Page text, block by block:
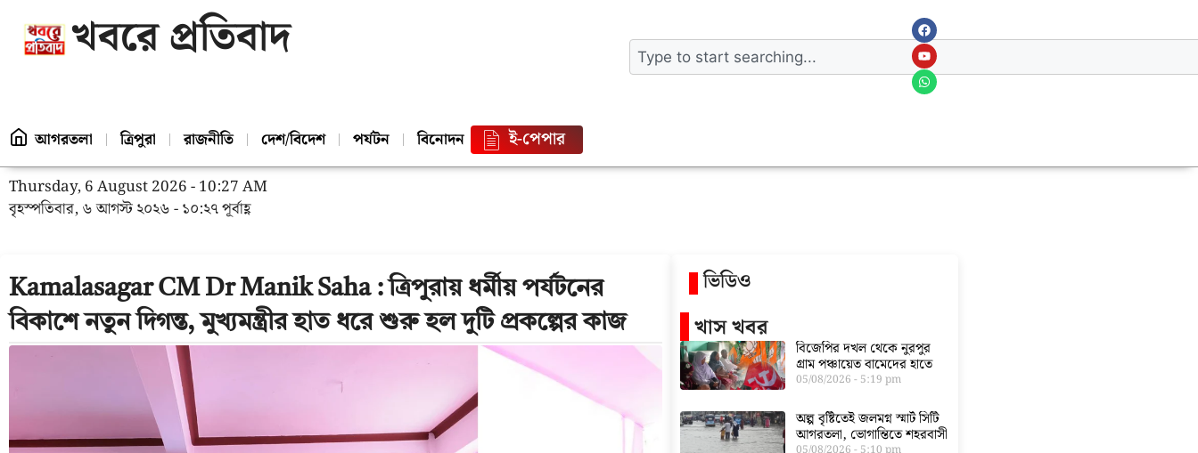
খবরে প্রতিবাদ
আগরতলা ত্রিপুরা রাজনীতি দেশ/বিদেশ পর্যটন বিনোদন ই-পেপার
Thursday, 6 August 2026 - 10:27 AM
বৃহস্পতিবার, ৬ আগস্ট ২০২৬ - ১০:২৭ পূর্বাহ্ণ
Kamalasagar CM Dr Manik Saha : ত্রিপুরায় ধর্মীয় পর্যটনের
বিকাশে নতুন দিগন্ত, মুখ্যমন্ত্রীর হাত ধরে শুরু হল দুটি প্রকল্পের কাজ
ভিডিও
খাস খবর
বিজেপির দখল থেকে নুরপুর
গ্রাম পঞ্চায়েত বামেদের হাতে
05/08/2026 5:19 pm
অল্প বৃষ্টিতেই জলমগ্ন স্মার্ট সিটি
আগরতলা, ভোগান্তিতে শহরবাসী